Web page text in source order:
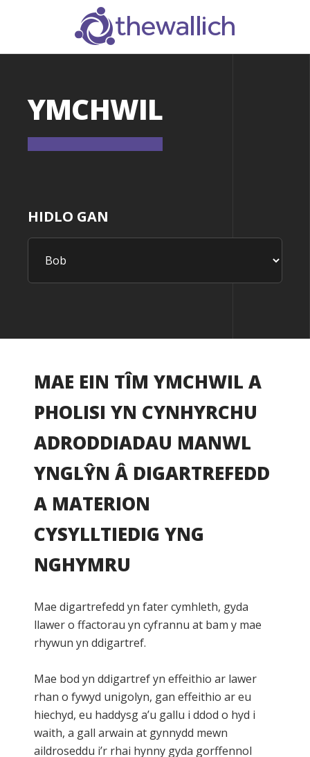
SEARCH
YMCHWIL
HIDLO GAN
MAE EIN TÎM YMCHWIL A
PHOLISI YN CYNHYRCHU
ADRODDIADAU MANWL
YNGLŶN Â DIGARTREFEDD
A MATERION
CYSYLLTIEDIG YNG
NGHYMRU
Mae digartrefedd yn fater cymhleth, gyda
llawer o ffactorau yn cyfrannu at bam y mae
rhywun yn ddigartref.
Mae bod yn ddigartref yn effeithio ar lawer
rhan o fywyd unigolyn, gan effeithio ar eu
hiechyd, eu haddysg a’u gallu i ddod o hyd i
waith, a gall arwain at gynnydd mewn
aildroseddu i’r rhai hynny gyda gorffennol